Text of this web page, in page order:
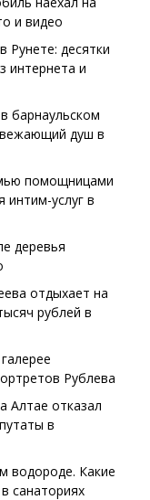
и видео
Рунете: десятки
интернета и
барнаульском
душ в
помощницами
интим-услуг в
деревья
отдыхает на
рублей в
Рублева
Алтае отказал
в
водороде. Какие
санаториях